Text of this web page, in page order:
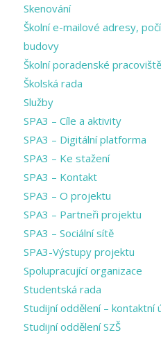
Skenování
Školní e-mailové adresy,
budovy
Školní poradenské pracoviště
Školská rada
Služby
SPA3 – Cíle a aktivity
SPA3 – Digitální platforma
SPA3 – Ke stažení
SPA3 – Kontakt
SPA3 – O projektu
SPA3 – Partneři projektu
SPA3 – Sociální sítě
SPA3-Výstupy projektu
Spolupracující organizace
Studentská rada
Studijní oddělení – kontaktní
Studijní oddělení SZŠ